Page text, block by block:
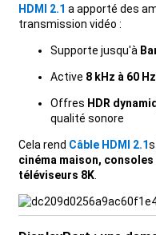
HDMI 2.1 a apporté des
transmission vidéo :
Supporte jusqu'à
Active 8 kHz à 60 Hz
Offres HDR
qualité sonore
Cela rend Câble HDMI 2.1
cinéma maison, consoles
téléviseurs 8K.